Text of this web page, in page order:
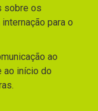
sobre os
para o
ao
ao início do